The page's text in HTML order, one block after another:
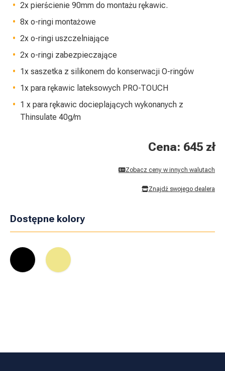
2x pierścienie 90mm do montażu rękawic.
8x o-ringi montażowe
2x o-ringi uszczelniające
2x o-ringi zabezpieczające
1x saszetka z silikonem do konserwacji O-ringów
1x para rękawic lateksowych PRO-TOUCH
1 x para rękawic docieplających wykonanych z
Thinsulate 40g/m
Cena: 645 zł
Zobacz ceny w innych walutach
Znajdź swojego dealera
Dostępne kolory